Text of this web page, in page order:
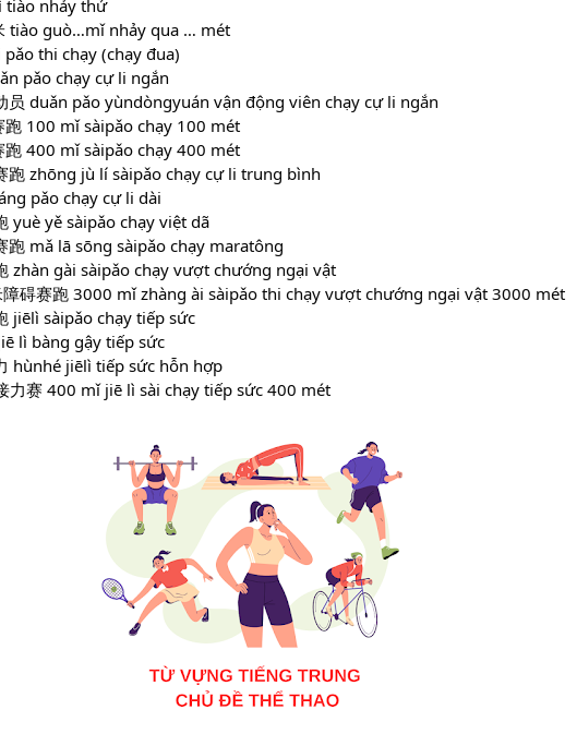
tiào nhảy thử
tiào guò…mǐ nhảy qua … mét
pǎo thi chạy (chạy đua)
pǎo chạy cự li ngắn
员 duǎn pǎo yùndòngyuán vận động viên chạy cự li ngắn
跑 100 mǐ sàipǎo chạy 100 mét
跑 400 mǐ sàipǎo chạy 400 mét
跑 zhōng jù lí sàipǎo chạy cự li trung bình
pǎo chạy cự li dài
yuè yě sàipǎo chạy việt dã
跑 mǎ lā sōng sàipǎo chạy maratông
zhàn gài sàipǎo chạy vượt chướng ngại vật
碍赛跑 3000 mǐ zhàng ài sàipǎo thi chạy vượt chướng ngại vật 3000 mét
jiēlì sàipǎo chạy tiếp sức
lì bàng gậy tiếp sức
hùnhé jiēlì tiếp sức hỗn hợp
力赛 400 mǐ jiē lì sài chạy tiếp sức 400 mét